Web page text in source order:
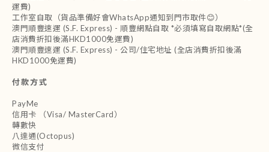
運費)
工作室自取（貨品準備好會WhatsApp通知到門市取件😊）
澳門順豐速運 (S.F. Express) - 順豐網點自取 *必須填寫自取網點*(全
店消費折扣後滿HKD1000免運費)
澳門順豐速運 (S.F. Express) - 公司/住宅地址 (全店消費折扣後滿
HKD1000免運費)
付款方式
PayMe
信用卡 （Visa/ MasterCard）
轉數快
八達通(Octopus)
微信支付